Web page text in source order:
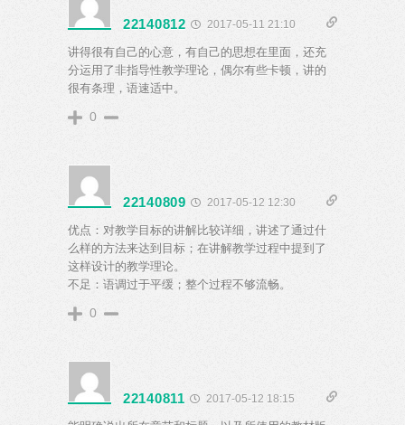
22140812 2017-05-11 21:10
讲得很有自己的心意，有自己的思想在里面，还充
分运用了非指导性教学理论，偶尔有些卡顿，讲的
很有条理，语速适中。
0
22140809 2017-05-12 12:30
优点：对教学目标的讲解比较详细，讲述了通过什
么样的方法来达到目标；在讲解教学过程中提到了
这样设计的教学理论。
不足：语调过于平缓；整个过程不够流畅。
0
22140811 2017-05-12 18:15